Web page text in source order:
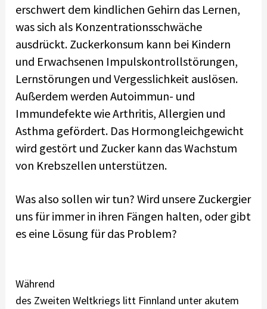
erschwert dem kindlichen Gehirn das Lernen,
was sich als Konzentrationsschwäche
ausdrückt. Zuckerkonsum kann bei Kindern
und Erwachsenen Impulskontrollstörungen,
Lernstörungen und Vergesslichkeit auslösen.
Außerdem werden Autoimmun- und
Immundefekte wie Arthritis, Allergien und
Asthma gefördert. Das Hormongleichgewicht
wird gestört und Zucker kann das Wachstum
von Krebszellen unterstützen.
Was also sollen wir tun? Wird unsere Zuckergier
uns für immer in ihren Fängen halten, oder gibt
es eine Lösung für das Problem?
Während
des Zweiten Weltkriegs litt Finnland unter akutem